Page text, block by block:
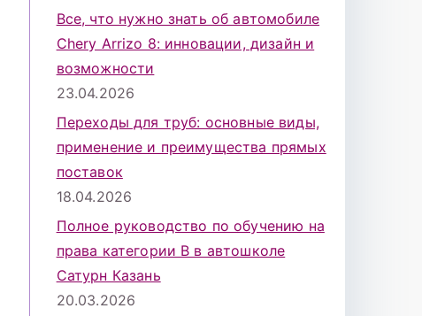
Все, что нужно знать об автомобиле
Chery Arrizo 8: инновации, дизайн и
возможности
23.04.2026
Переходы для труб: основные виды,
применение и преимущества прямых
поставок
18.04.2026
Полное руководство по обучению на
права категории B в автошколе
Сатурн Казань
20.03.2026